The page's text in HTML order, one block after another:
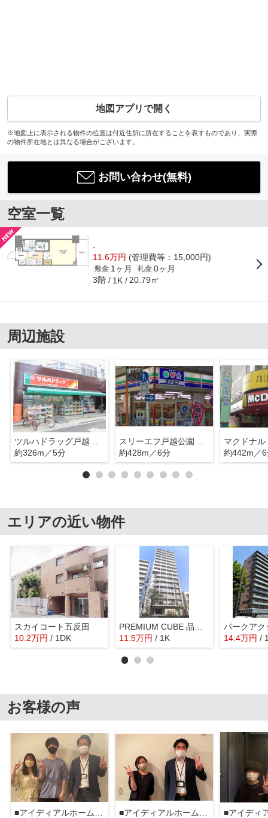
地図アプリで開く
※地図上に表示される物件の位置は付近住所に所在することを表すものであり、実際
の物件所在地とは異なる場合がございます。
お問い合わせ(無料)
空室一覧
-
11.6万円 (管理費等：15,000円)
敷金 1ヶ月 礼金 0ヶ月
3階 1K 20.79㎡
周辺施設
約326m／5分
約428m／6分
約442m／
エリアの近い物件
スカイコート五反田
10.2万円 / 1DK
11.5万円 / 1K 14.4万円 /
お客様の声